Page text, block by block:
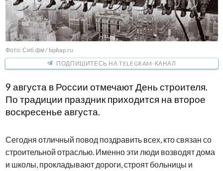
Фото: Сиб.фм / bipbap.ru
ПОДПИШИТЕСЬ НА TELEGRAM-КАНАЛ
9 августа в России отмечают День строителя.
По традиции праздник приходится на второе
воскресенье августа.
Сегодня отличный повод поздравить всех, кто связан со
строительной отраслью. Именно эти люди возводят дома
и школы, прокладывают дороги, строят больницы и